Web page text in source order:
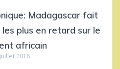
Madagascar fait
plus en retard sur le
africain
2018